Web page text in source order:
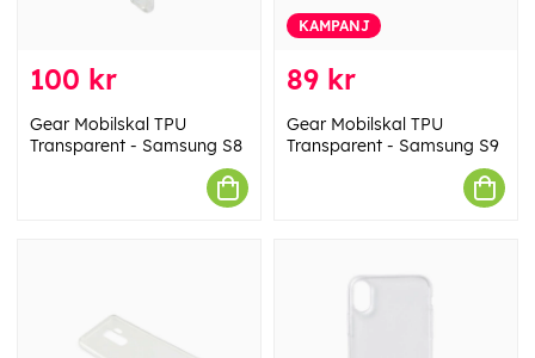
100 kr
Gear Mobilskal TPU
Transparent - Samsung S8
KAMPANJ
89 kr
Gear Mobilskal TPU
Transparent - Samsung S9